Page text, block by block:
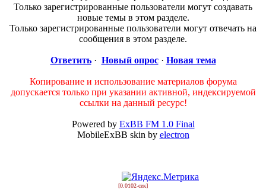
Только зарегистрированные пользователи могут создавать
новые темы в этом разделе.
Только зарегистрированные пользователи могут отвечать на
сообщения в этом разделе.
Ответить· Новый опрос· Новая тема
Копирование и использование материалов форума
допускается только при указании активной, индексируемой
ссылки на данный ресурс!
Powered by ExBB FM 1.0 Final
MobileExBB skin by electron
[0.0102-сек]